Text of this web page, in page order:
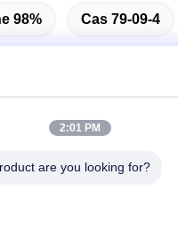
98% Cas 79-09-4
2:01 PM
are you looking for?